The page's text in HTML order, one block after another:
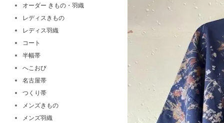
オーダー きもの・羽織
レディスきもの
レディス羽織
コート
半幅帯
へこおび
名古屋帯
つくり帯
メンズきもの
メンズ羽織